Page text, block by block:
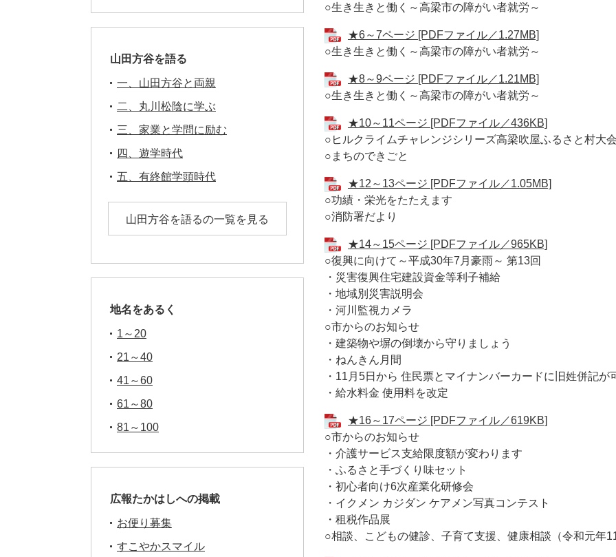
○生き生きと働く～高梁市の障がい者就労～
★6～7ページ [PDFファイル／1.27MB]
○生き生きと働く～高梁市の障がい者就労～
★8～9ページ [PDFファイル／1.21MB]
○生き生きと働く～高梁市の障がい者就労～
★10～11ページ [PDFファイル／436KB]
○ヒルクライムチャレンジシリーズ高梁吹屋ふるさと村大
○まちのできごと
★12～13ページ [PDFファイル／1.05MB]
○功績・栄光をたたえます
○消防署だより
★14～15ページ [PDFファイル／965KB]
○復興に向けて～平成30年7月豪雨～ 第13回
・災害復興住宅建設資金等利子補給
・地域別災害説明会
・河川監視カメラ
○市からのお知らせ
・建築物や塀の倒壊から守りましょう
・ねんきん月間
・11月5日から 住民票とマイナンバーカードに旧姓併記が
・給水料金 使用料を改定
★16～17ページ [PDFファイル／619KB]
○市からのお知らせ
・介護サービス支給限度額が変わります
・ふるさと手づくり味セット
・初心者向け6次産業化研修会
・イクメン カジダン ケアメン写真コンテスト
・租税作品展
○相談、こどもの健診、子育て支援、健康相談（令和元年
山田方谷を語る
一、山田方谷と両親
二、丸川松陰に学ぶ
三、家業と学問に励む
四、遊学時代
五、有終館学頭時代
山田方谷を語るの一覧を見る
地名をあるく
1～20
21～40
41～60
61～80
81～100
広報たかはしへの掲載
お便り募集
すこやかスマイル